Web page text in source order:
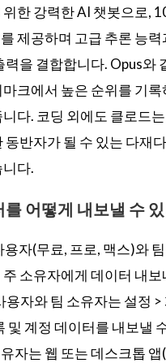
한 강력한 AI 챗봇으로,
제공하며 고급 추론 능
력을 결합합니다. Opus와
크에서 높은 순위를 기
다. 코딩 외에도 클로드
동반자가 될 수 있는 다재
다.
어떻게 내보낼 수
자(무료, 프로, 맥스)와
소유자에게 데이터 내보
용자와 팀 소유자는 설정 >
및 계정 데이터를 내보낼
자는 웹 또는 데스크톱 앱